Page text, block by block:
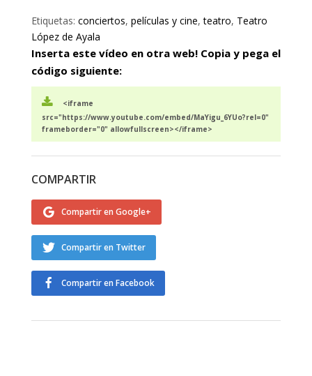
Etiquetas: conciertos, películas y cine,teatro, Teatro
López de Ayala
Inserta este vídeo en otra web! Copia y pega el
código siguiente:
<iframe
src="https://www.youtube.com/embed/MaYigu_6YUo?rel=0"
frameborder="0" allowfullscreen></iframe>
COMPARTIR
Compartir en Google+
Compartir en Twitter
Compartir en Facebook